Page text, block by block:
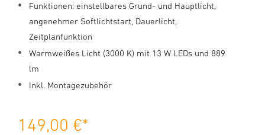
Funktionen: einstellbares Grund- und Hauptlicht,
angenehmer Softlichtstart, Dauerlicht,
Zeitplanfunktion
Warmweißes Licht (3000 K) mit 13 W LEDs und 889
lm
Inkl. Montagezubehör
149,00 €*